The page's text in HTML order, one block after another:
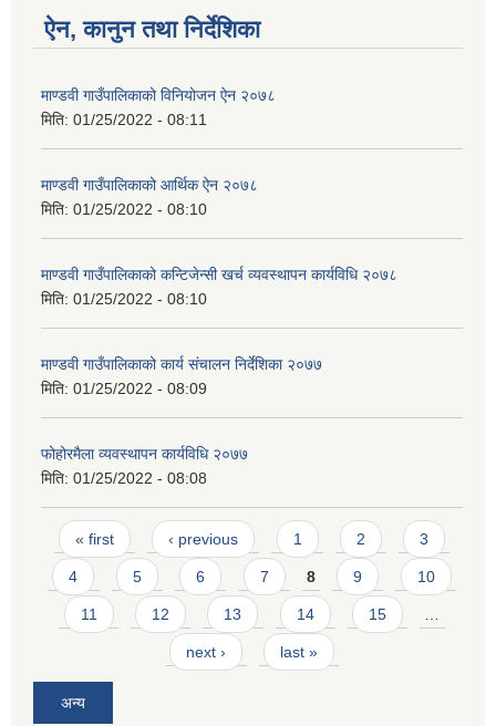
ऐन, कानुन तथा निर्देशिका
माण्डवी गाउँपालिकाको विनियोजन ऐन २०७८
मिति: 01/25/2022 - 08:11
माण्डवी गाउँपालिकाको आर्थिक ऐन २०७८
मिति: 01/25/2022 - 08:10
माण्डवी गाउँपालिकाको कन्टिजेन्सी खर्च व्यवस्थापन कार्यविधि २०७८
मिति: 01/25/2022 - 08:10
माण्डवी गाउँपालिकाको कार्य संचालन निर्देशिका २०७७
मिति: 01/25/2022 - 08:09
फोहोरमैला व्यवस्थापन कार्यविधि २०७७
मिति: 01/25/2022 - 08:08
Pages
« first ‹ previous 1 2 3
4 5 6 7 8 9 10
11 12 13 14 15
next › last »
अन्य